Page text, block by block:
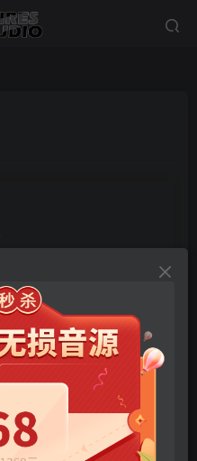
99
永久会员
买
登陆后购买，可保存购买订单
元甲主题曲).flac